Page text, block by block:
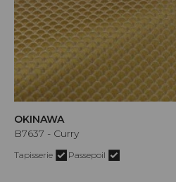
OKINAWA
B7637 - Curry
Tapisserie Passepoil